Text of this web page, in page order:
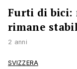
Furti di bici:
rimane
2 anni
SVIZZERA